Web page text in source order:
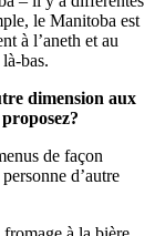
le Manitoba est
à l’aneth et au
bas.
dimension aux
de façon
d’autre